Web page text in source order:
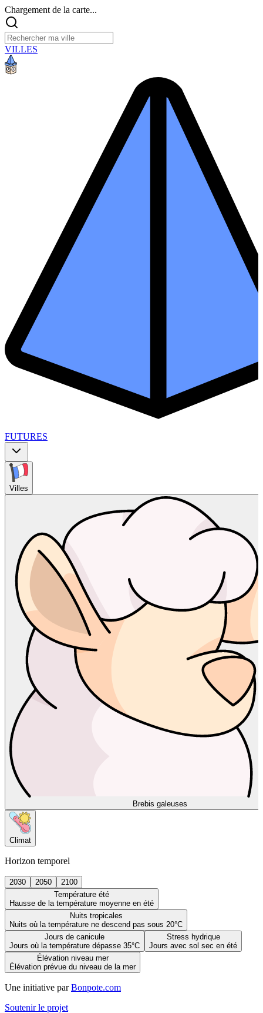
Chargement de la carte...
VILLES
FUTURES
Villes
Brebis galeuses
Climat
Horizon temporel
2030 2050
2100
Température été
Hausse de la température moyenne en été
Nuits tropicales
Nuits où la température ne descend pas sous 20°C
Jours de canicule
Jours où la température dépasse 35°C
Stress hydrique
Jours avec sol sec en été
Élévation niveau mer
Élévation prévue du niveau de la mer
Une initiative par Bonpote.com
Soutenir le projet